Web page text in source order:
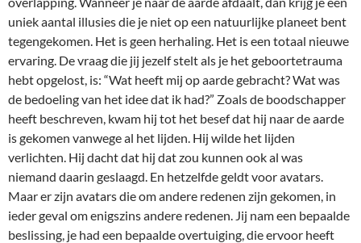
uniek aantal illusies die je niet op een natuurlijke planeet bent
tegengekomen. Het is geen herhaling. Het is een totaal nieuwe
ervaring. De vraag die jij jezelf stelt als je het geboortetrauma
hebt opgelost, is: “Wat heeft mij op aarde gebracht? Wat was
de bedoeling van het idee dat ik had?” Zoals de boodschapper
heeft beschreven, kwam hij tot het besef dat hij naar de aarde
is gekomen vanwege al het lijden. Hij wilde het lijden
verlichten. Hij dacht dat hij dat zou kunnen ook al was
niemand daarin geslaagd. En hetzelfde geldt voor avatars.
Maar er zijn avatars die om andere redenen zijn gekomen, in
ieder geval om enigszins andere redenen. Jij nam een bepaalde
beslissing, je had een bepaalde overtuiging, die ervoor heeft